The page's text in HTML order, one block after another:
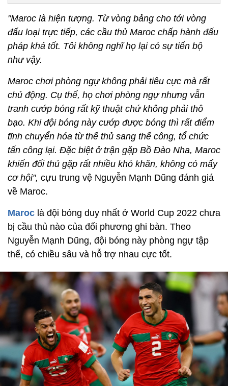
"Maroc là hiện tượng. Từ vòng bảng cho tới vòng
đấu loại trực tiếp, các cầu thủ Maroc chấp hành đấu
pháp khá tốt. Tôi không nghĩ họ lại có sự tiến bộ
như vậy.
Maroc chơi phòng ngự không phải tiêu cực mà rất
chủ động. Cụ thể, họ chơi phòng ngự nhưng vẫn
tranh cướp bóng rất kỹ thuật chứ không phải thô
bạo. Khi đội bóng này cướp được bóng thì rất điểm
tĩnh chuyển hóa từ thế thủ sang thế công, tổ chức
tấn công lại. Đặc biệt ở trận gặp Bồ Đào Nha, Maroc
khiến đối thủ gặp rất nhiều khó khăn, không có mấy
cơ hội", cựu trung vệ Nguyễn Mạnh Dũng đánh giá
về Maroc.
Maroc là đội bóng duy nhất ở World Cup 2022 chưa
bị cầu thủ nào của đối phương ghi bàn. Theo
Nguyễn Mạnh Dũng, đội bóng này phòng ngự tập
thể, có chiều sâu và hỗ trợ nhau cực tốt.